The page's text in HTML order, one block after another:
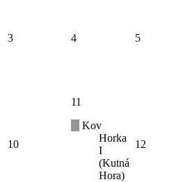
3 4 5
10
11
Kov
Horka
I
(Kutná
Hora)
12